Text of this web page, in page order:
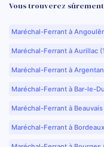
Vous trouverez
Maréchal-Ferrant à
Maréchal-Ferrant à Aurillac
Maréchal-Ferrant à
Maréchal-Ferrant à Bar-le-
Maréchal-Ferrant à
Maréchal-Ferrant à